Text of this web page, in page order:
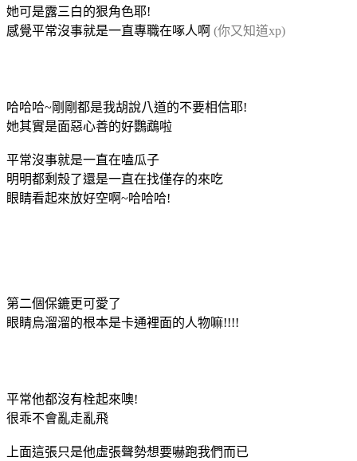
她可是露三白的狠角色耶!
感覺平常沒事就是一直專職在啄人啊 (你又知道xp)
哈哈哈~剛剛都是我胡說八道的不要相信耶!
她其實是面惡心善的好鸚鵡啦
平常沒事就是一直在嗑瓜子
明明都剩殼了還是一直在找僅存的來吃
眼睛看起來放好空啊~哈哈哈!
第二個保鏕更可愛了
眼睛烏溜溜的根本是卡通裡面的人物嘛!!!!
平常他都沒有栓起來噢!
很乖不會亂走亂飛
上面這張只是他虛張聲勢想要嚇跑我們而已